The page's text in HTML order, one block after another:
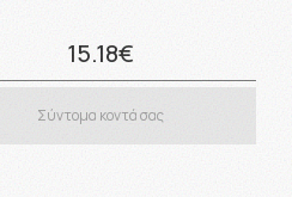
15.18€
Σύντομα κοντά σας